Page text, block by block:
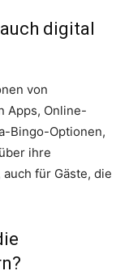
digital
von
Apps, Online-
Bingo-Optionen,
ihre
für Gäste, die